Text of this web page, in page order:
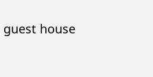
house